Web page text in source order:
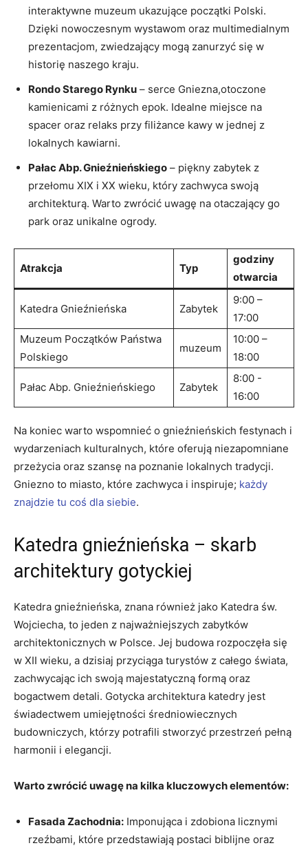
interaktywne⁤ muzeum ukazujące początki ⁢Polski.
Dzięki nowoczesnym wystawom ⁢oraz ⁣multimedialnym
prezentacjom, zwiedzający mogą zanurzyć ‍się ‍w⁤
historię naszego kraju.
Rondo Starego Rynku – serce ​Gniezna,otoczone
kamienicami z różnych​ epok. Idealne miejsce na
spacer oraz relaks przy filiżance ‍kawy w jednej z
lokalnych kawiarni.
Pałac Abp. Gnieźnieńskiego – piękny zabytek z​
przełomu XIX ⁣i XX wieku, który ‍zachwyca swoją
⁢architekturą. Warto​ zwrócić uwagę‍ na otaczający go​
park ‍oraz unikalne ogrody.
Atrakcja Typ
godziny
otwarcia
Katedra Gnieźnieńska Zabytek
9:00 –
17:00
Muzeum Początków Państwa
Polskiego
muzeum
10:00 –
18:00
Pałac⁢ Abp. Gnieźnieńskiego Zabytek
8:00 ​-​
16:00
Na koniec warto ⁣wspomnieć⁤ o gnieźnieńskich festynach i
⁢wydarzeniach⁢ kulturalnych, ‍które oferują ⁢niezapomniane
przeżycia oraz ‌szansę‌ na poznanie lokalnych‌ tradycji.
‍Gniezno to miasto, które zachwyca i inspiruje; każdy
znajdzie tu coś‌ dla siebie.
Katedra ‍gnieźnieńska ​– skarb
architektury‌ gotyckiej
Katedra gnieźnieńska, ⁤znana również ‌jako Katedra św.
Wojciecha, to ⁤jeden ⁢z najważniejszych zabytków
architektonicznych ⁣w Polsce. Jej ‍budowa rozpoczęła się
w XII wieku, a dzisiaj przyciąga turystów z całego świata,​
zachwycając⁢ ich swoją majestatyczną‌ formą oraz
‌bogactwem detali. Gotycka architektura katedry jest
świadectwem umiejętności średniowiecznych
⁣budowniczych, którzy potrafili ⁣stworzyć przestrzeń ‍pełną⁣
harmonii i elegancji.
Warto zwrócić⁢ uwagę na kilka kluczowych elementów:
Fasada ⁤Zachodnia: Imponująca i zdobiona licznymi
rzeźbami, które ​przedstawiają ​postaci ‍biblijne‍ oraz​